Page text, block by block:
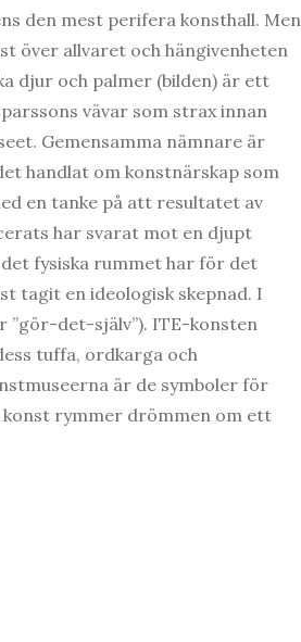
den mest perifera konsthall. Men
över allvaret och hängivenheten
djur och palmer (bilden) är ett
vävar som strax innan
Gemensamma nämnare är
handlat om konstnärskap som
en tanke på att resultatet av
har svarat mot en djupt
fysiska rummet har för det
tagit en ideologisk skepnad. I
”gör-det-själv”). ITE-konsten
tuffa, ordkarga och
är de symboler för
konst rymmer drömmen om ett